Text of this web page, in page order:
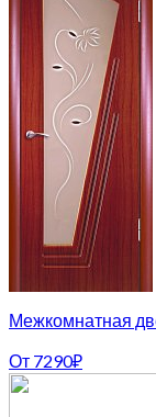
Межкомнатная
От 7290₽